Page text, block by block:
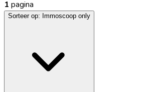
1 pagina
Sorteer op: Immoscoop only